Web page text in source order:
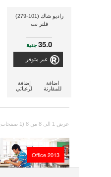
راديو شاك (101-279)
فلتر نت
35.0جنية
غير متوفر
إضافة
لرغباتي
اضافة
للمقارنة
عرض 1 الى 8 من 8 (1 صفحات)
Office 2013